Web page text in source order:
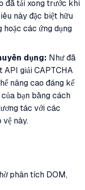
đã tải xong trước khi
này đặc biệt hữu
hoặc các ứng dụng
dụng: Như đã
API giải CAPTCHA
nâng cao đáng kể
bạn bằng cách
tác với các
vệ này.
phân tích DOM,